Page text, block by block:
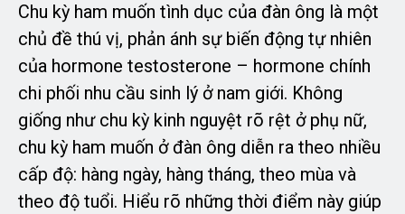
Chu kỳ ham muốn tình dục của đàn ông là một
chủ đề thú vị, phản ánh sự biến động tự nhiên
của hormone testosterone – hormone chính
chi phối nhu cầu sinh lý ở nam giới. Không
giống như chu kỳ kinh nguyệt rõ rệt ở phụ nữ,
chu kỳ ham muốn ở đàn ông diễn ra theo nhiều
cấp độ: hàng ngày, hàng tháng, theo mùa và
theo độ tuổi. Hiểu rõ những thời điểm này giúp